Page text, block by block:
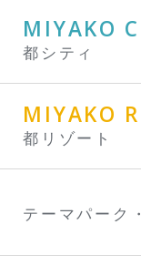
MIYAKO
都シティ
MIYAKO
都リゾート
テーマパーク